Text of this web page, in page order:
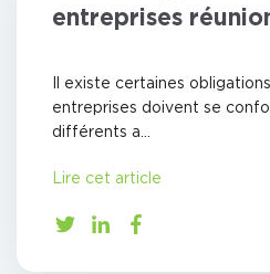
entreprises
Il existe certaines
entreprises doivent se
différents a...
Lire cet article